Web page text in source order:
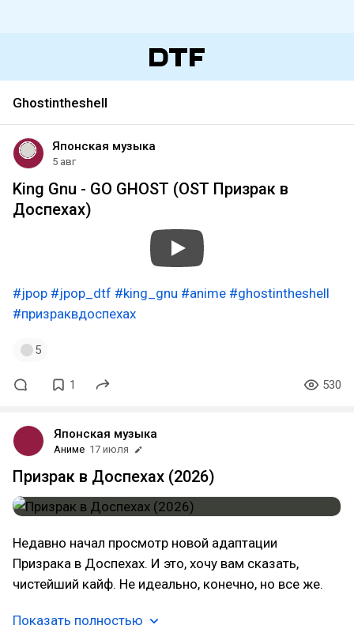
Ghostintheshell
Японская музыка
5 авг
King Gnu - GO GHOST (OST Призрак в
Доспехах)
#jpop #jpop_dtf #king_gnu #anime #ghostintheshell
#призраквдоспехах
5
1 530
Японская музыка
Аниме 17 июля
Призрак в Доспехах (2026)
Недавно начал просмотр новой адаптации
Призрака в Доспехах. И это, хочу вам сказать,
чистейший кайф. Не идеально, конечно, но все же.
Показать полностью